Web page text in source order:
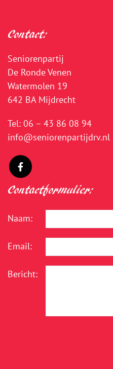
Contact:
Seniorenpartij
De Ronde Venen
Watermolen 19
642 BA Mijdrecht
Tel: 06 – 43 86 08 94
info@seniorenpartijdrv.nl
Contactformulier:
Naam:
Email:
Bericht: